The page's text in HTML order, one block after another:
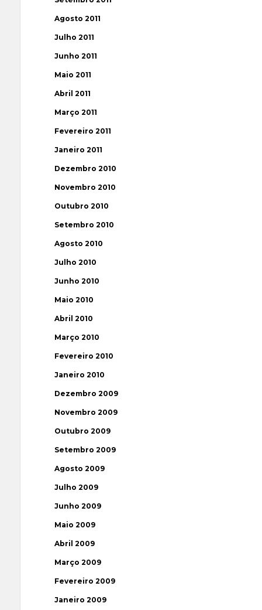
Agosto 2011
Julho 2011
Junho 2011
Maio 2011
Abril 2011
Março 2011
Fevereiro 2011
Janeiro 2011
Dezembro 2010
Novembro 2010
Outubro 2010
Setembro 2010
Agosto 2010
Julho 2010
Junho 2010
Maio 2010
Abril 2010
Março 2010
Fevereiro 2010
Janeiro 2010
Dezembro 2009
Novembro 2009
Outubro 2009
Setembro 2009
Agosto 2009
Julho 2009
Junho 2009
Maio 2009
Abril 2009
Março 2009
Fevereiro 2009
Janeiro 2009